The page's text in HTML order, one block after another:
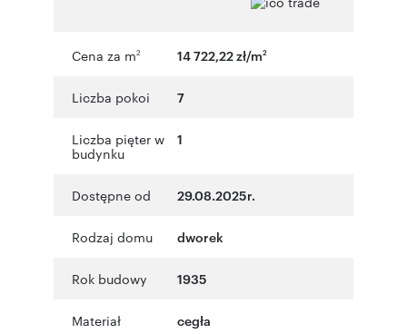
Cena za m2 14 722,22 zł/m2
Liczba pokoi 7
Liczba pięter w
budynku
1
Dostępne od 29.08.2025r.
Rodzaj domu dworek
Rok budowy 1935
Materiał cegła